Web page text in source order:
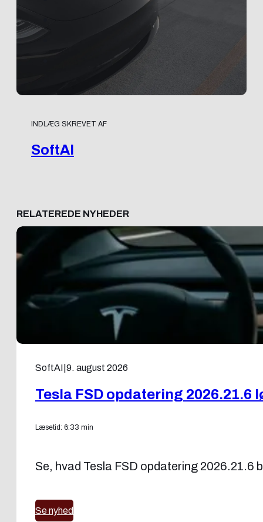
INDLÆG SKREVET AF
SoftAI
RELATEREDE NYHEDER
SoftAI 9. august 2026
Tesla FSD opdatering 2026.21.6
Læsetid: 6:33 min
Se, hvad Tesla FSD opdatering
Se nyhed